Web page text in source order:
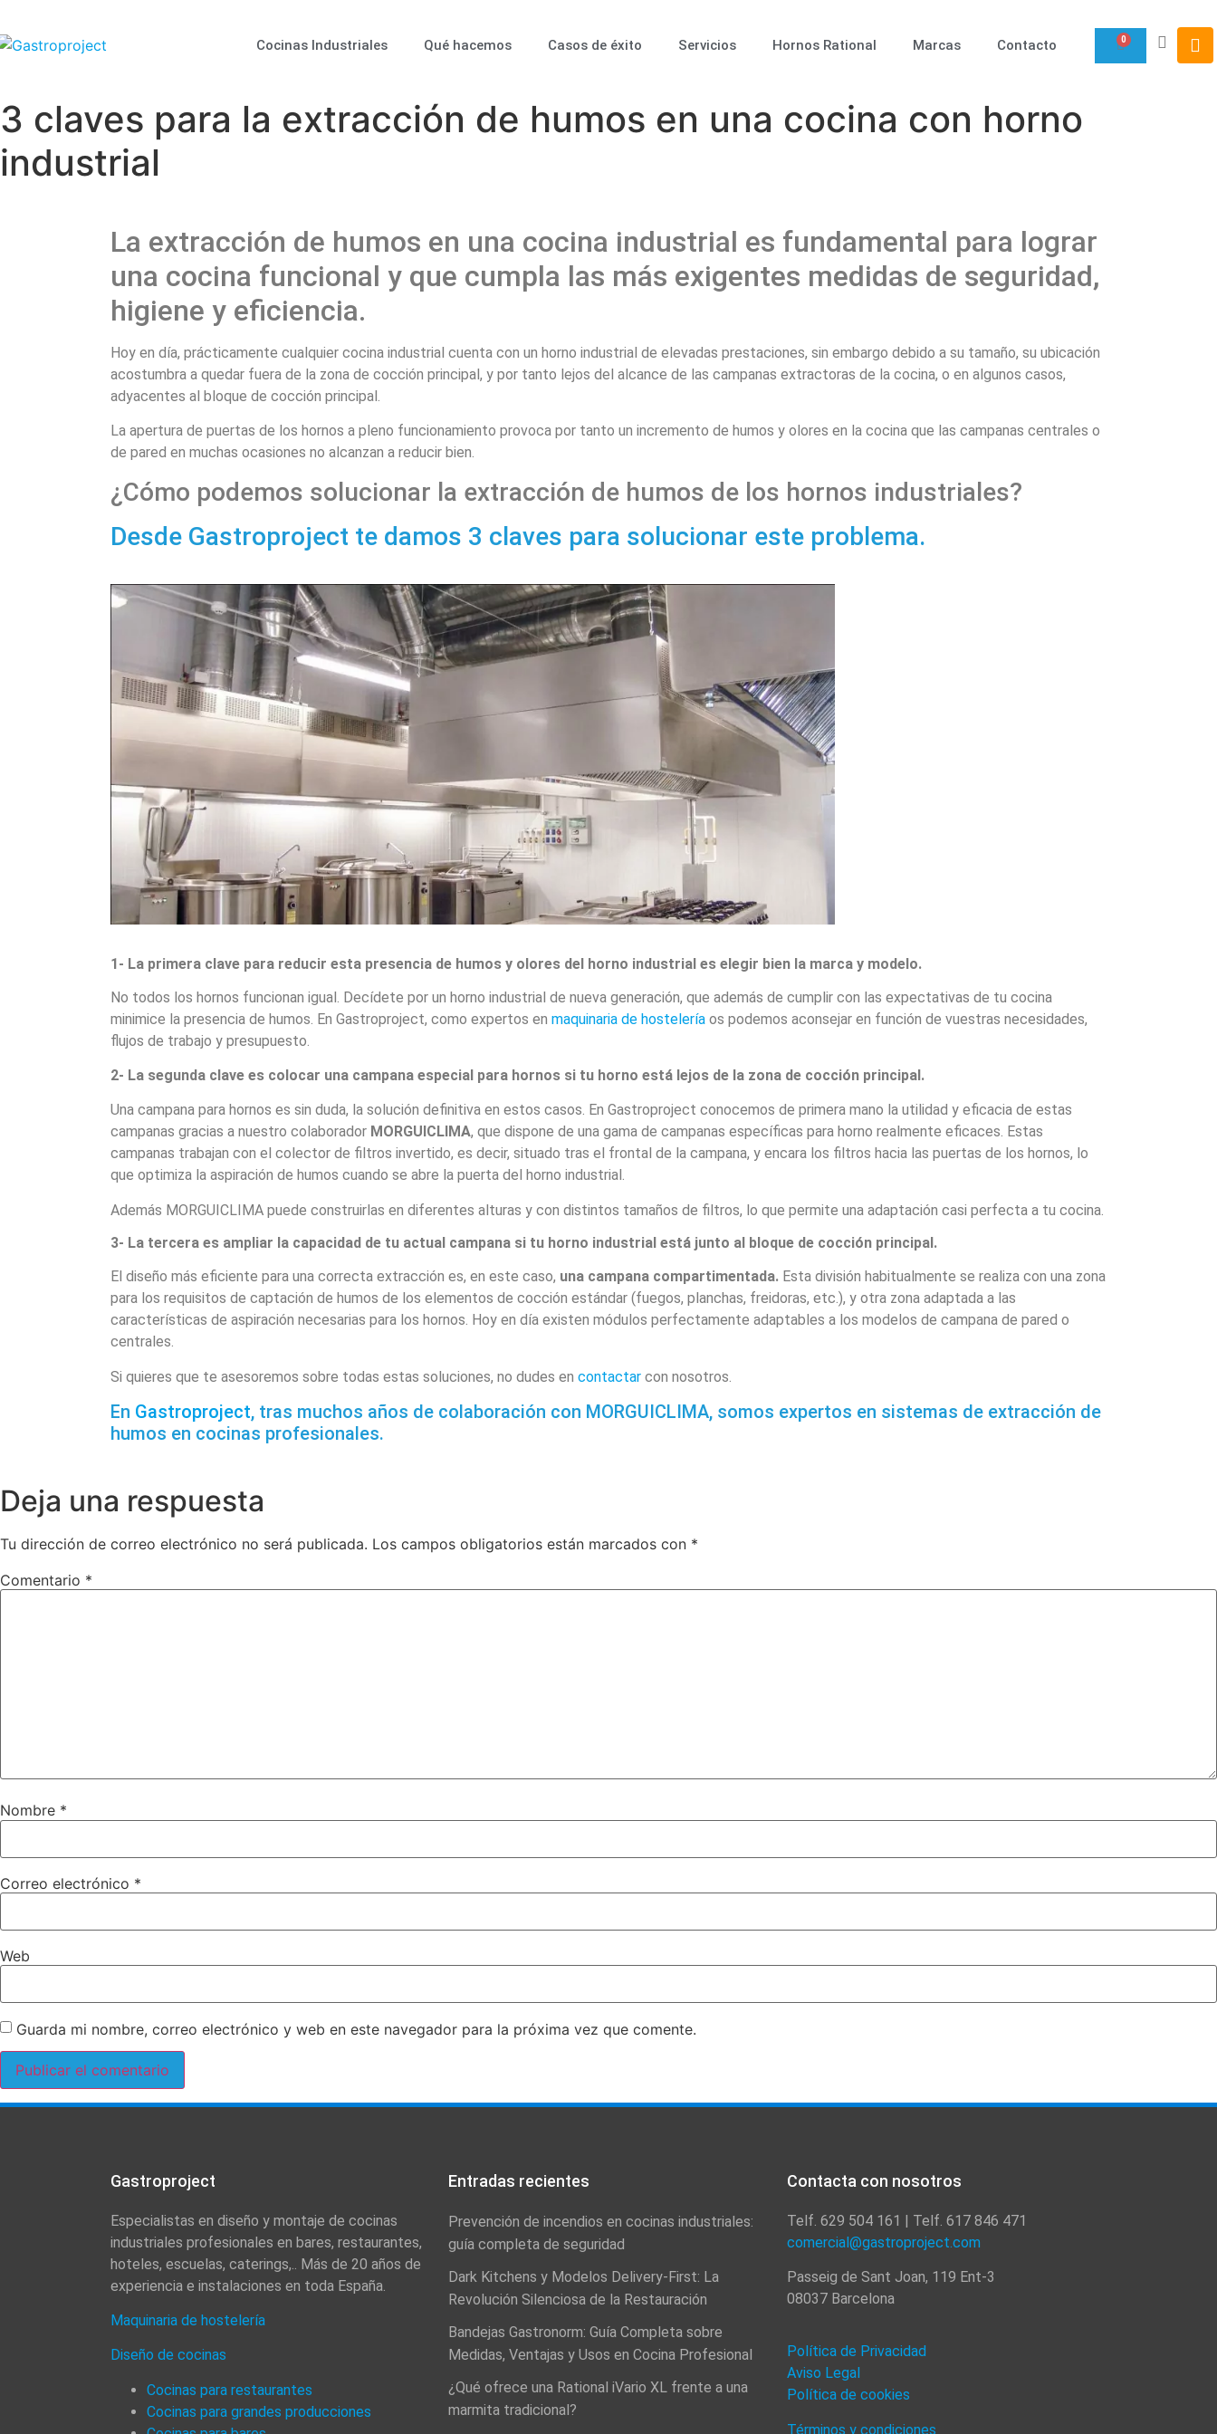
Cocinas Industriales Qué hacemos Casos de éxito Servicios Hornos Rational Marcas Contacto 0
3 claves para la extracción de humos en una cocina con horno
industrial
La extracción de humos en una cocina industrial es fundamental para lograr
una cocina funcional y que cumpla las más exigentes medidas de seguridad,
higiene y eficiencia.
Hoy en día, prácticamente cualquier cocina industrial cuenta con un horno industrial de elevadas prestaciones, sin embargo debido a su tamaño, su ubicación
acostumbra a quedar fuera de la zona de cocción principal, y por tanto lejos del alcance de las campanas extractoras de la cocina, o en algunos casos,
adyacentes al bloque de cocción principal.
La apertura de puertas de los hornos a pleno funcionamiento provoca por tanto un incremento de humos y olores en la cocina que las campanas centrales o
de pared en muchas ocasiones no alcanzan a reducir bien.
¿Cómo podemos solucionar la extracción de humos de los hornos industriales?
Desde Gastroproject te damos 3 claves para solucionar este problema.
1- La primera clave para reducir esta presencia de humos y olores del horno industrial es elegir bien la marca y modelo.
No todos los hornos funcionan igual. Decídete por un horno industrial de nueva generación, que además de cumplir con las expectativas de tu cocina
minimice la presencia de humos. En Gastroproject, como expertos en maquinaria de hostelería os podemos aconsejar en función de vuestras necesidades,
flujos de trabajo y presupuesto.
2- La segunda clave es colocar una campana especial para hornos si tu horno está lejos de la zona de cocción principal.
Una campana para hornos es sin duda, la solución definitiva en estos casos. En Gastroproject conocemos de primera mano la utilidad y eficacia de estas
campanas gracias a nuestro colaborador MORGUICLIMA, que dispone de una gama de campanas específicas para horno realmente eficaces. Estas
campanas trabajan con el colector de filtros invertido, es decir, situado tras el frontal de la campana, y encara los filtros hacia las puertas de los hornos, lo
que optimiza la aspiración de humos cuando se abre la puerta del horno industrial.
Además MORGUICLIMA puede construirlas en diferentes alturas y con distintos tamaños de filtros, lo que permite una adaptación casi perfecta a tu cocina.
3- La tercera es ampliar la capacidad de tu actual campana si tu horno industrial está junto al bloque de cocción principal.
El diseño más eficiente para una correcta extracción es, en este caso, una campana compartimentada. Esta división habitualmente se realiza con una zona
para los requisitos de captación de humos de los elementos de cocción estándar (fuegos, planchas, freidoras, etc.), y otra zona adaptada a las
características de aspiración necesarias para los hornos. Hoy en día existen módulos perfectamente adaptables a los modelos de campana de pared o
centrales.
Si quieres que te asesoremos sobre todas estas soluciones, no dudes en contactar con nosotros.
En Gastroproject, tras muchos años de colaboración con MORGUICLIMA, somos expertos en sistemas de extracción de
humos en cocinas profesionales.
Deja una respuesta
Tu dirección de correo electrónico no será publicada. Los campos obligatorios están marcados con *
Comentario *
Nombre *
Correo electrónico *
Web
Guarda mi nombre, correo electrónico y web en este navegador para la próxima vez que comente.
Gastroproject
Especialistas en diseño y montaje de cocinas
industriales profesionales en bares, restaurantes,
hoteles, escuelas, caterings,.. Más de 20 años de
experiencia e instalaciones en toda España.
Maquinaria de hostelería
Diseño de cocinas
Cocinas para restaurantes
Cocinas para grandes producciones
Entradas recientes
Prevención de incendios en cocinas industriales:
guía completa de seguridad
Dark Kitchens y Modelos Delivery-First: La
Revolución Silenciosa de la Restauración
Bandejas Gastronorm: Guía Completa sobre
Medidas, Ventajas y Usos en Cocina Profesional
¿Qué ofrece una Rational iVario XL frente a una
marmita tradicional?
Contacta con nosotros
Telf. 629 504 161 | Telf. 617 846 471
comercial@gastroproject.com
Passeig de Sant Joan, 119 Ent-3
08037 Barcelona
Política de Privacidad
Aviso Legal
Política de cookies
Términos y condiciones